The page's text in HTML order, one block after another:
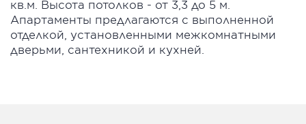
кв.м. Высота потолков - от 3,3 до 5 м.
Апартаменты предлагаются с выполненной
отделкой, установленными межкомнатными
дверьми, сантехникой и кухней.